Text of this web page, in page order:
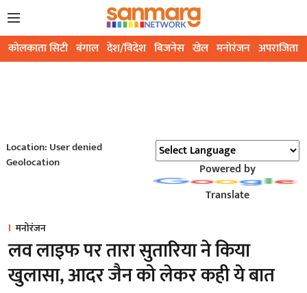
कोलकाता सिटी बंगाल देश/विदेश बिजनेस खेल मनोरंजन अपराजिता
Location: User denied
Geolocation
Powered by
Translate
मनोरंजन
लव लाइफ पर तारा सुतारिया ने किया
खुलासा, आदर जैन को लेकर कही ये बात